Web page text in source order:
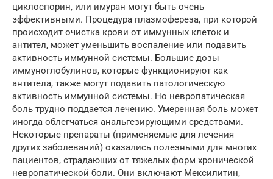
циклоспорин, или имуран могут быть очень
эффективными. Процедура плазмофереза, при которой
происходит очистка крови от иммунных клеток и
антител, может уменьшить воспаление или подавить
активность иммунной системы. Большие дозы
иммуноглобулинов, которые функционируют как
антитела, также могут подавить патологическую
активность иммунной системы. Но невропатическая
боль трудно поддается лечению. Умеренная боль может
иногда облегчаться анальгезирующими средствами.
Некоторые препараты (применяемые для лечения
других заболеваний) оказались полезными для многих
пациентов, страдающих от тяжелых форм хронической
невропатической боли. Они включают Мексилитин,